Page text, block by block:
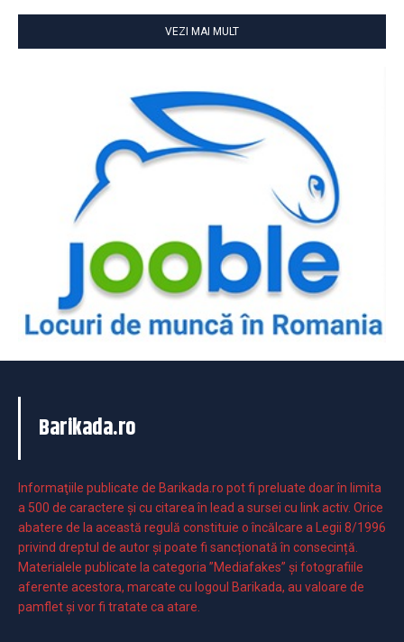
VEZI MAI MULT
Barikada.ro
Informaţiile publicate de Barikada.ro pot fi preluate doar în limita
a 500 de caractere şi cu citarea în lead a sursei cu link activ. Orice
abatere de la această regulă constituie o încălcare a Legii 8/1996
privind dreptul de autor și poate fi sancționată în consecință.
Materialele publicate la categoria ”Mediafakes” și fotografiile
aferente acestora, marcate cu logoul Barikada, au valoare de
pamflet și vor fi tratate ca atare.